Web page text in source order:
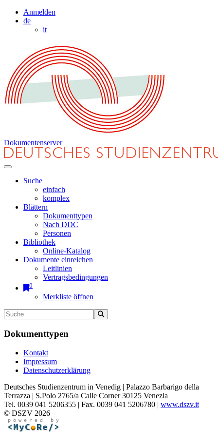
Anmelden
de
it
Dokumentenserver
Suche
einfach
komplex
Blättern
Dokumenttypen
Nach DDC
Personen
Bibliothek
Online-Katalog
Dokumente einreichen
Leitlinien
Vertragsbedingungen
0
Merkliste öffnen
Dokumenttypen
Kontakt
Impressum
Datenschutzerklärung
Deutsches Studienzentrum in Venedig | Palazzo Barbarigo della
Terrazza | S.Polo 2765/a Calle Corner 30125 Venezia
Tel. 0039 041 5206355 | Fax. 0039 041 5206780 | www.dszv.it
© DSZV 2026